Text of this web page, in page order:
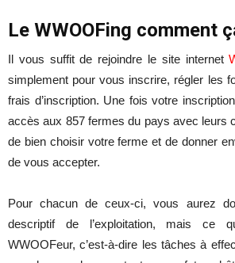
Le WWOOFing comment
Il vous suffit de rejoindre le site internet
simplement pour vous inscrire, régler les
frais d’inscription. Une fois votre
accès aux 857 fermes du pays avec leurs
de bien choisir votre ferme et de donner
de vous accepter.
Pour chacun de ceux-ci, vous aurez
descriptif de l’exploitation, mais ce
WWOOFeur, c’est-à-dire les tâches à